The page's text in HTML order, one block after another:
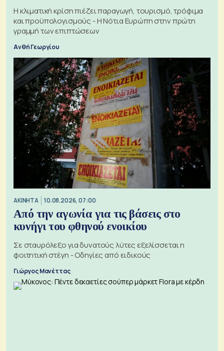
Η κλιματική κρίση πιέζει παραγωγή, τουρισμό, τρόφιμα
και προϋπολογισμούς - Η Νότια Ευρώπη στην πρώτη
γραμμή των επιπτώσεων
Ανθή Γεωργίου
ΑΚΙΝΗΤΑ 10.08.2026, 07:00
Από την αγωνία για τις βάσεις στο
κυνήγι του φθηνού ενοικίου
Σε σταυρόλεξο για δυνατούς λύτες εξελίσσεται η
φοιτητική στέγη - Οδηγίες από ειδικούς
Γιώργος Μανέττας